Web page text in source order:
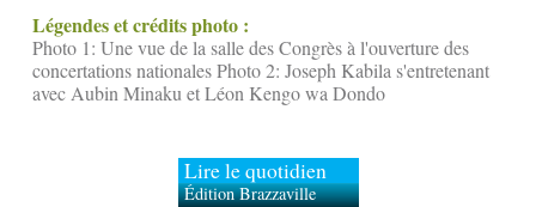
Légendes et crédits photo :
Photo 1: Une vue de la salle des Congrès à l'ouverture des
concertations nationales Photo 2: Joseph Kabila s'entretenant
avec Aubin Minaku et Léon Kengo wa Dondo
Lire le quotidien
Édition Brazzaville